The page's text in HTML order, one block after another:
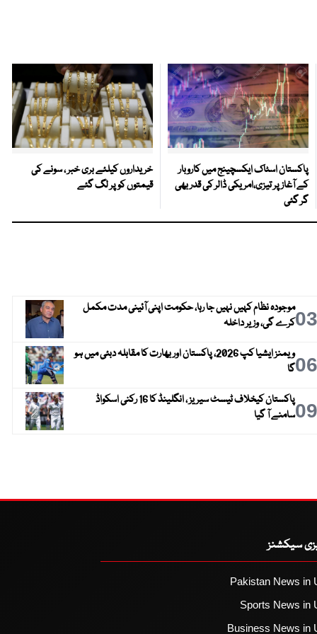
پاکستان اسٹاک ایکسچینج میں کاروبار
کے آغاز پر تیزی،امریکی ڈالر کی قدر بھی
گر گئی
خریداروں کیلئے بری خبر ، سونے کی
قیمتوں کو پر لگ گئے
03موجودہ نظام کہیں نہیں جا رہا، حکومت اپنی آئینی مدت مکمل
کرے گی، وزیر داخلہ
06
ویمنز ایشیا کپ 2026، پاکستان اور بھارت کا مقابلہ دبئی میں ہو
گا
09
پاکستان کیخلاف ٹیسٹ سیریز ، انگلینڈ کا 16 رکنی اسکواڈ
سامنے آ گیا
سیکشنز
Pakistan News in
Sports News in
Business News in